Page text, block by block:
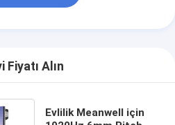
Fiyatı Alın
Evlilik Meanwell için